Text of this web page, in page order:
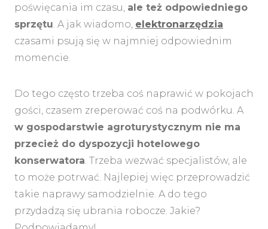
poświęcania im czasu, ale też odpowiedniego
sprzętu . A jak wiadomo, elektronarzędzia
czasami psują się w najmniej odpowiednim
momencie.
Do tego często trzeba coś naprawić w pokojach
gości, czasem zreperować coś na podwórku. A
w gospodarstwie agroturystycznym nie ma
przecież do dyspozycji hotelowego
konserwatora . Trzeba wezwać specjalistów, ale
to może potrwać. Najlepiej więc przeprowadzić
takie naprawy samodzielnie. A do tego
przydadzą się ubrania robocze. Jakie?